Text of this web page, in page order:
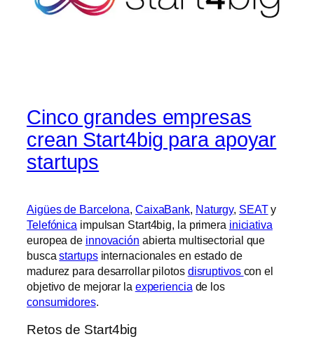
Cinco grandes empresas
crean Start4big para apoyar
startups
Aigües de Barcelona, CaixaBank, Naturgy, SEATy
Telefónica impulsan Start4big, la primera iniciativa
europea de innovación abierta multisectorial que
buscastartupsinternacionales en estado de
madurez para desarrollar pilotos disruptivos con el
objetivo de mejorar la experiencia de los
consumidores.
Retos de Start4big